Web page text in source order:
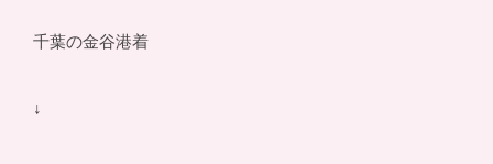
千葉の金谷港着
↓